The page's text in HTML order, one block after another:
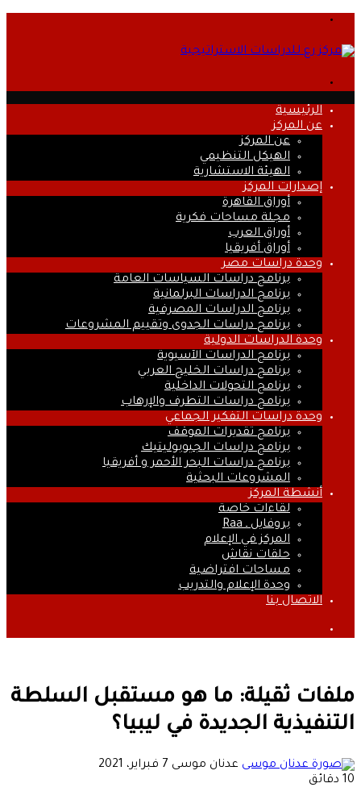
الرئيسية
عن المركز
عن المركز
الهيكل التنظيمي
الهيئة الاستشارية
إصدارات المركز
أوراق القاهرة
مجلة مساحات فكرية
أوراق العرب
أوراق أفريقيا
وحدة دراسات مصر
برنامج دراسات السياسات العامة
برنامج الدراسات البرلمانية
برنامج الدراسات المصرفية
برنامج دراسات الجدوى وتقييم المشروعات
وحدة الدراسات الدولية
برنامج الدراسات الآسيوية
برنامج دراسات الخليج العربي
برنامج التحولات الداخلية
برنامج دراسات التطرف والإرهاب
وحدة دراسات التفكير الجماعي
برنامج تقديرات الموقف
برنامج دراسات الجيوبوليتيك
برنامج دراسات البحر الأحمر و أفريقيا
المشروعات البحثية
أنشطة المركز
لقاءات خاصة
بروفايل ـ Raa
المركز في الإعلام
حلقات نقاش
مساحات افتراضية
وحدة الإعلام والتدريب
الاتصال بنا
ملفات ثقيلة: ما هو مستقبل السلطة
التنفيذية الجديدة في ليبيا؟
عدنان موسى أرسل
7 فبراير، 2021
10 دقائق